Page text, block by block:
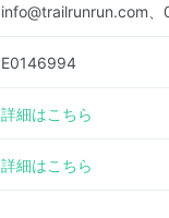
info@trailrunrun.com
E0146994
詳細はこちら
詳細はこちら